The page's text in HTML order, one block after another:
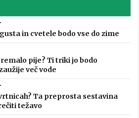
in cvetele bodo vse do zime
pije? Ti triki jo bodo
več vode
Ta preprosta sestavina
težavo